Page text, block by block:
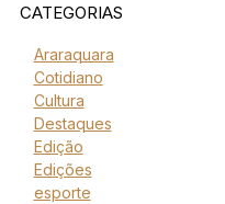
CATEGORIAS
Araraquara
Cotidiano
Cultura
Destaques
Edição
Edições
esporte